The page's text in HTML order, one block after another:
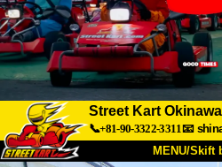
Street Kart Okinawa
📞+81-90-3322-3311📧
MENU/Skift